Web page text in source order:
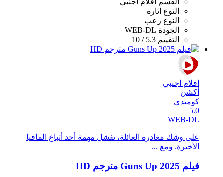
القسم
افلام اجنبي
النوع اثارة
النوع رعب
الجودة WEB-DL
التقييم 5.3 / 10
افلام اجنبي
أكشن
كوميدي
5.0
WEB-DL
على وشك مغادرة العائلة، تفشل مهمة أحد أتباع المافيا
الأخيرة. ومع ...
فيلم Guns Up 2025 مترجم HD